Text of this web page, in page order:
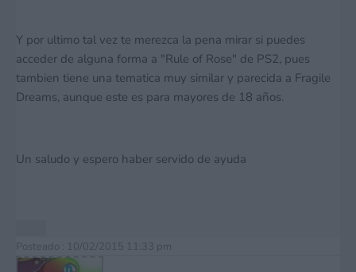
Y por ultimo tal vez te merezca la pena mirar si puedes
acceder de alguna forma a "Rule of Rose" de PS2, pues
tambien tiene una tematica muy similar y parecida a Fragile
Dreams, aunque este es para mayores de 18 años.
Un saludo y espero haber servido de ayuda
Posteado : 10/02/2015 11:33 pm